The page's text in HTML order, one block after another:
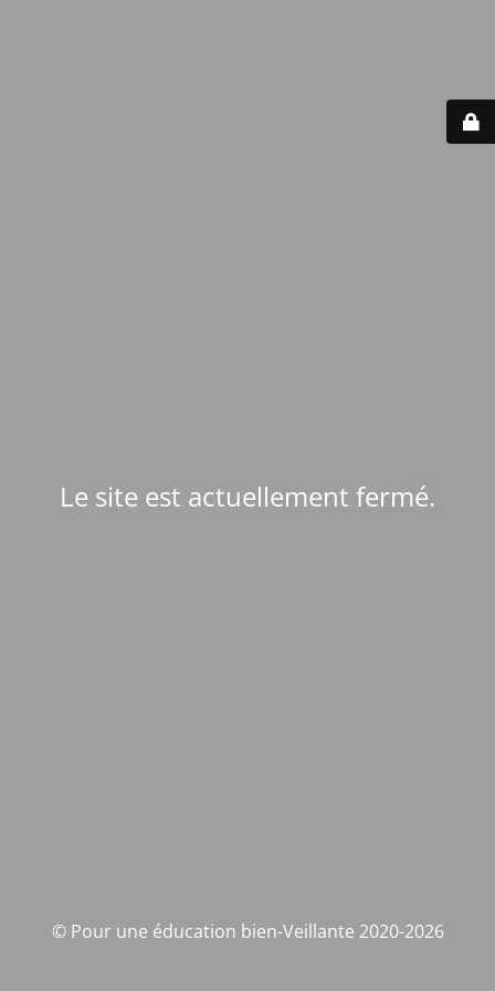
Le site est actuellement fermé.
© Pour une éducation bien-Veillante 2020-2026